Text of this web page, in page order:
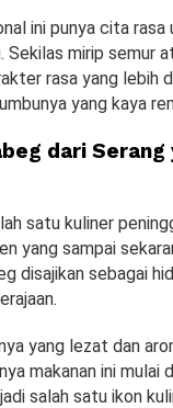
ini punya cita rasa
Sekilas mirip semur
rasa yang lebih
yang kaya
dari Serang
satu kuliner
yang sampai
disajikan sebagai
yang lezat dan
makanan ini mulai
salah satu ikon